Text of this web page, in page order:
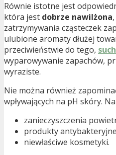
Równie istotne jest
która jest dobrze nawilżona
zatrzymywania cząsteczek
ulubione aromaty dłużej
przeciwieństwie do tego,
wyparowywanie zapachów,
wyraziste.
Nie można również
wpływających na pH skóry.
zanieczyszczenia
produkty
niewłaściwe kosmetyki.